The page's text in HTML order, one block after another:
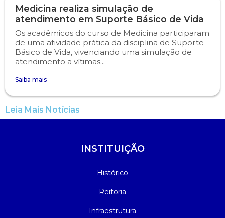
Medicina realiza simulação de
atendimento em Suporte Básico de Vida
Os acadêmicos do curso de Medicina participaram
de uma atividade prática da disciplina de Suporte
Básico de Vida, vivenciando uma simulação de
atendimento a vítimas...
Saiba mais
Leia Mais Notícias
INSTITUIÇÃO
Histórico
Reitoria
Infraestrutura